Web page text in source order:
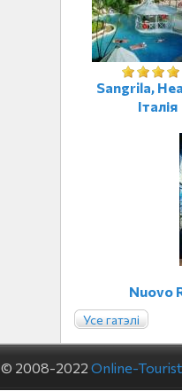
Sangrila,
Італія
Nuovo
Усе гатэлі
© 2008-2022 Online-